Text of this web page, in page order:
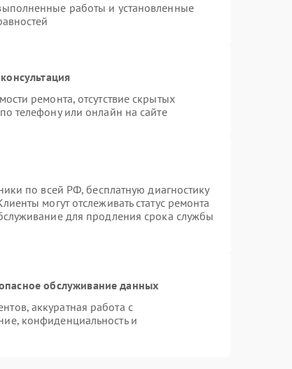
работы и установленные
ремонта, отсутствие скрытых
телефону или онлайн на сайте
по всей РФ, бесплатную диагностику
могут отслеживать статус ремонта
для продления срока службы
обслуживание данных
аккуратная работа с
конфиденциальность и